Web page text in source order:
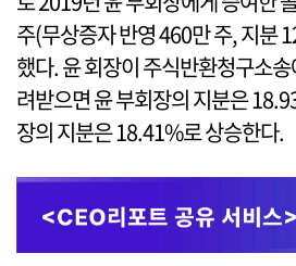
주(무상증자 반영 460만 주, 지분
했다. 윤 회장이 주식반환청구소
려받으면 윤 부회장의 지분은
장의 지분은 18.41%로 상승한다.